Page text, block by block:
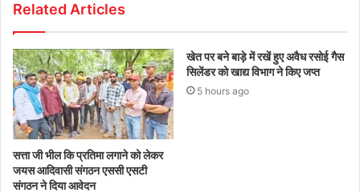
Related Articles
सत्ता जी भील कि प्रतिमा लगाने को लेकर
जयस आदिवासी संगठन एससी एसटी
संगठन ने दिया आवेदन
खेत पर बने बाड़े में रखें हुए अवैध रसोई गैस
सिलेंडर को खाद्य विभाग ने किए जप्त
5 hours ago